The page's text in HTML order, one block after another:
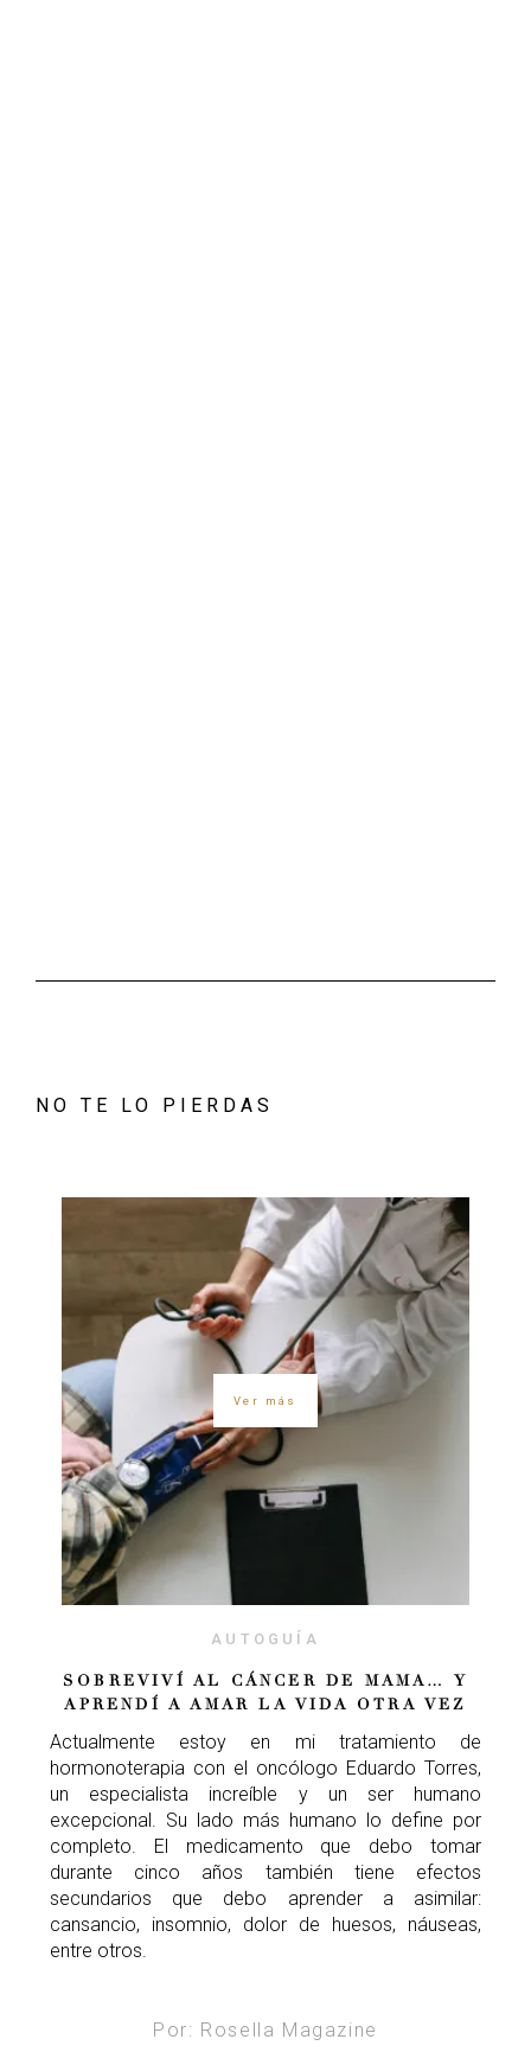
NO TE LO PIERDAS
Ver más
AUTOGUÍA
SOBREVIVÍ AL CÁNCER DE MAMA… Y
APRENDÍ A AMAR LA VIDA OTRA VEZ
Actualmente estoy en mi tratamiento de
hormonoterapia con el oncólogo Eduardo Torres,
un especialista increíble y un ser humano
excepcional. Su lado más humano lo define por
completo. El medicamento que debo tomar
durante cinco años también tiene efectos
secundarios que debo aprender a asimilar:
cansancio, insomnio, dolor de huesos, náuseas,
entre otros.
Por: Rosella Magazine